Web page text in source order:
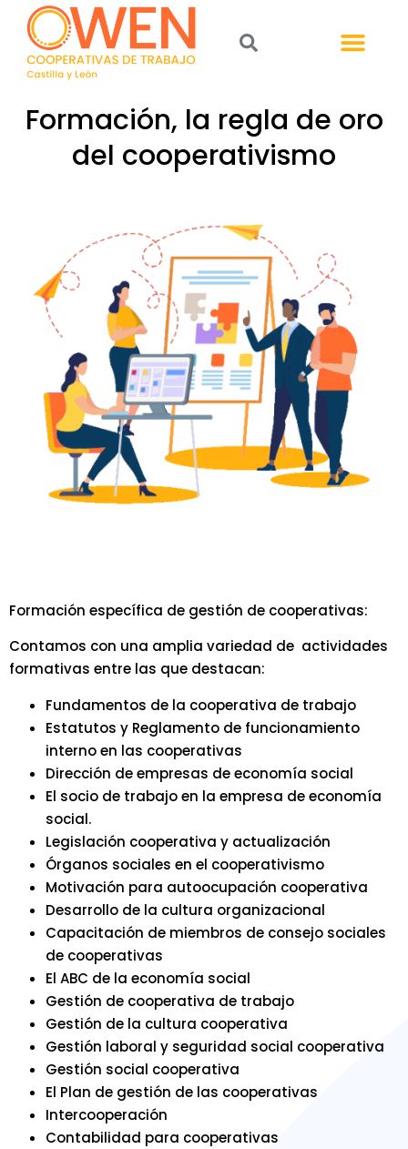
Formación, la regla de oro
del cooperativismo
Formación específica de gestión de cooperativas:
Contamos con una amplia variedad de actividades
formativas entre las que destacan:
Fundamentos de la cooperativa de trabajo
Estatutos y Reglamento de funcionamiento
interno en las cooperativas
Dirección de empresas de economía social
El socio de trabajo en la empresa de economía
social.
Legislación cooperativa y actualización
Órganos sociales en el cooperativismo
Motivación para autoocupación cooperativa
Desarrollo de la cultura organizacional
Capacitación de miembros de consejo sociales
de cooperativas
El ABC de la economía social
Gestión de cooperativa de trabajo
Gestión de la cultura cooperativa
Gestión laboral y seguridad social cooperativa
Gestión social cooperativa
El Plan de gestión de las cooperativas
Intercooperación
Contabilidad para cooperativas